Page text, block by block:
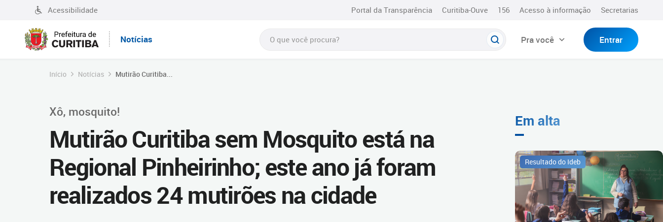
Acessibilidade Portal da Transparência Curitiba-Ouve 156 Acesso à informação Secretarias
Notícias Pra você Entrar
Início Notícias Mutirão Curitiba...
Xô, mosquito!
Mutirão Curitiba sem Mosquito está na
Regional Pinheirinho; este ano já foram
realizados 24 mutirões na cidade
Em alta
Resultado do Ideb